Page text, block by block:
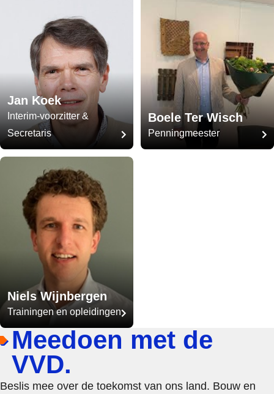
Jan Koek
Interim-voorzitter &
Secretaris
Boele Ter Wisch
Penningmeester
Niels Wijnbergen
Trainingen en opleidingen
Meedoen met de
VVD.
Beslis mee over de toekomst van ons land. Bouw en